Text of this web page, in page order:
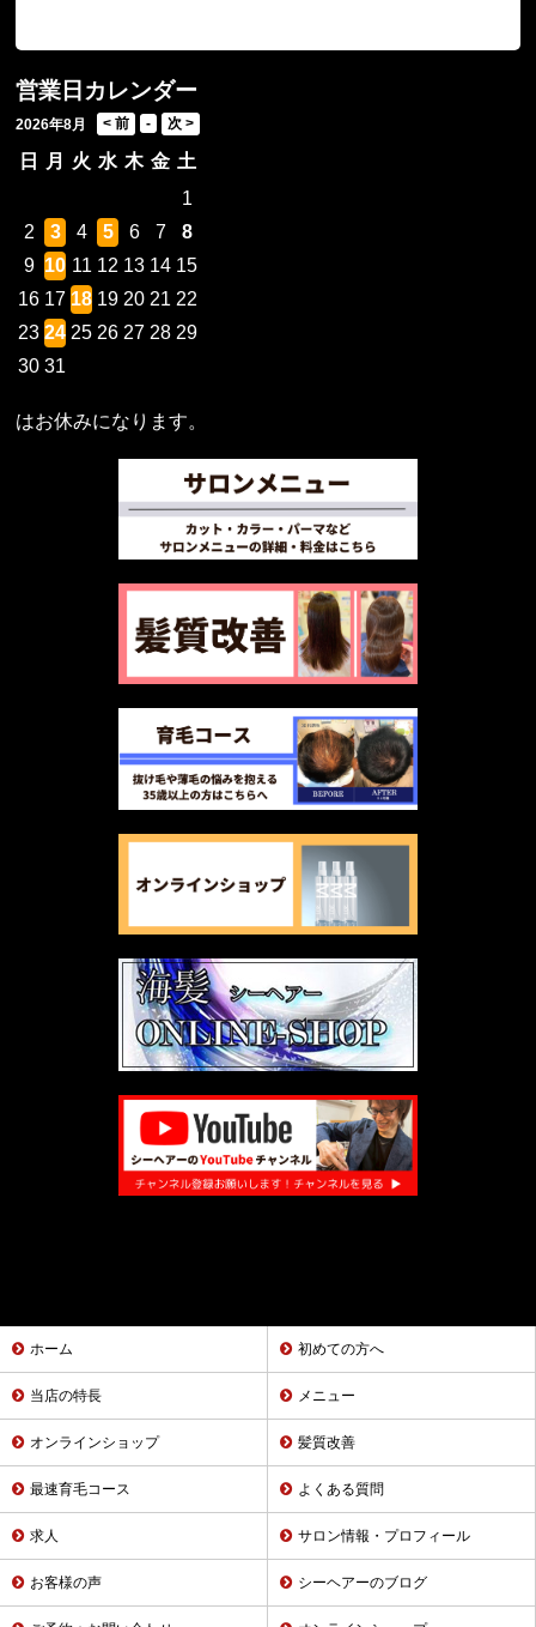
営業日カレンダー
2026年8月
日 月 火 水 木 金 土
1
2
3 4 5 6 7
8
9 10 11 12 13 14 15
16 17 18 19 20 21 22
23 24 25 26 27 28 29
30 31
はお休みになります。
ホーム 初めての方へ
当店の特長 メニュー
オンラインショップ 髪質改善
最速育毛コース よくある質問
求人 サロン情報・プロフィール
お客様の声 シーヘアーのブログ